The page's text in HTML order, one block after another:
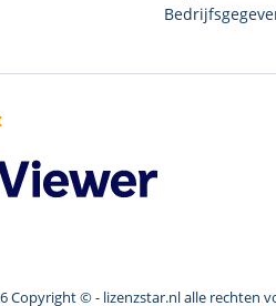
Copyright © - lizenzstar.nl alle rechten